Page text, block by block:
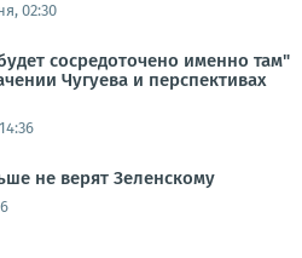
02:30
сосредоточено именно там"
Чугуева и перспективах
не верят Зеленскому